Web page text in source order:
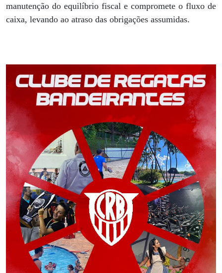
manutenção do equilíbrio fiscal e compromete o fluxo de
caixa, levando ao atraso das obrigações assumidas.